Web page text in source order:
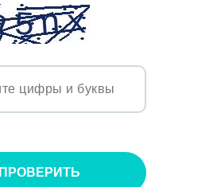
ПРОВЕРИТЬ